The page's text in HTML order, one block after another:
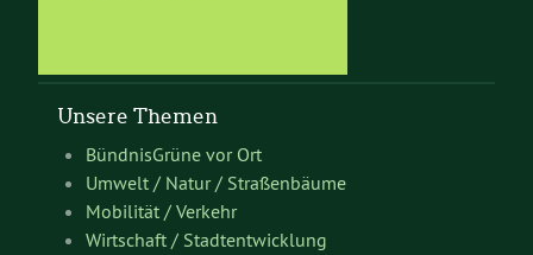
Unsere Themen
BündnisGrüne vor Ort
Umwelt / Natur / Straßenbäume
Mobilität / Verkehr
Wirtschaft / Stadtentwicklung